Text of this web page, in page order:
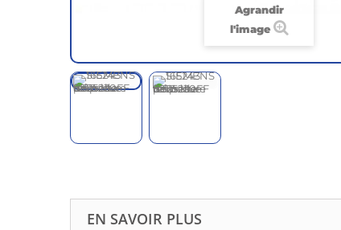
Agrandir
l'image
EN SAVOIR PLUS